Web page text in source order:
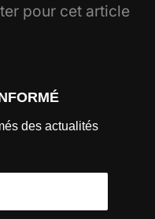
pour cet article
des actualités